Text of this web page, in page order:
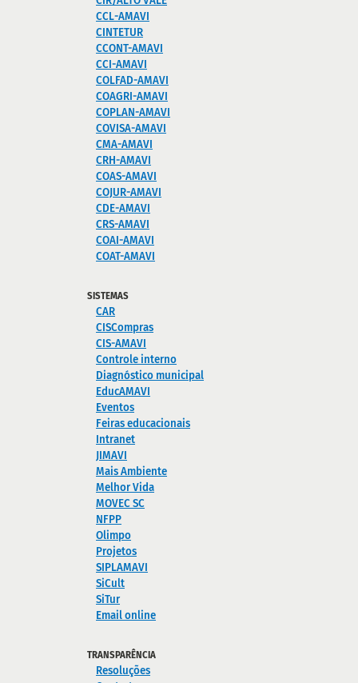
CCL-AMAVI
CINTETUR
CCONT-AMAVI
CCI-AMAVI
COLFAD-AMAVI
COAGRI-AMAVI
COPLAN-AMAVI
COVISA-AMAVI
CMA-AMAVI
CRH-AMAVI
COAS-AMAVI
COJUR-AMAVI
CDE-AMAVI
CRS-AMAVI
COAI-AMAVI
COAT-AMAVI
SISTEMAS
CAR
CISCompras
CIS-AMAVI
Controle interno
Diagnóstico municipal
EducAMAVI
Eventos
Feiras educacionais
Intranet
JIMAVI
Mais Ambiente
Melhor Vida
MOVEC SC
NFPP
Olimpo
Projetos
SIPLAMAVI
SiCult
SiTur
Email online
TRANSPARÊNCIA
Resoluções